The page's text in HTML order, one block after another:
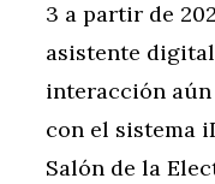
3 a partir de
asistente
interacción
con el sistema
Salón de la